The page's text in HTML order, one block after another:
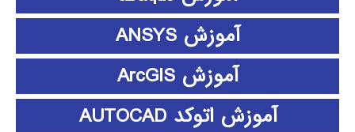
آموزش ANSYS
آموزش ArcGIS
آموزش اتوکد AUTOCAD